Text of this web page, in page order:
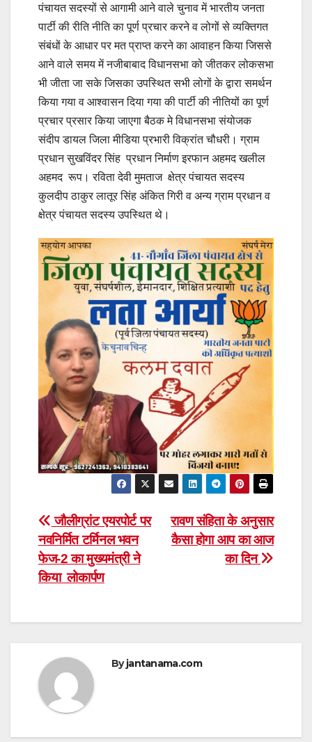
पंचायत सदस्यों से आगामी आने वाले चुनाव में भारतीय जनता
पार्टी की रीति नीति का पूर्ण प्रचार करने व लोगों से व्यक्तिगत
संबंधों के आधार पर मत प्राप्त करने का आवाहन किया जिससे
आने वाले समय में नजीबाबाद विधानसभा को जीतकर लोकसभा
भी जीता जा सके जिसका उपस्थित सभी लोगों के द्वारा समर्थन
किया गया व आश्वासन दिया गया की पार्टी की नीतियों का पूर्ण
प्रचार प्रसार किया जाएगा बैठक मे विधानसभा संयोजक
संदीप डायल जिला मीडिया प्रभारी विक्रांत चौधरी। ग्राम
प्रधान सुखविंदर सिंह प्रधान निर्माण इरफान अहमद खलील
अहमद रूप। रविता देवी मुमताज क्षेत्र पंचायत सदस्य
कुलदीप ठाकुर लातूर सिंह अंकित गिरी व अन्य ग्राम प्रधान व
क्षेत्र पंचायत सदस्य उपस्थित थे।
Post
navigation
रावण संहिता के अनुसार
कैसा होगा आप का आज
का दिन
जौलीग्रांट एयरपोर्ट पर
नवनिर्मित टर्मिनल भवन
फेज-2 का मुख्यमंत्री ने
किया लोकार्पण
Byjantanama.com